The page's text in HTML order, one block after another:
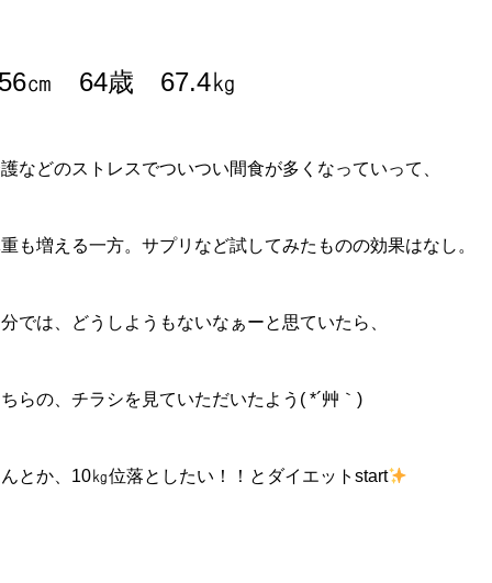
㎝ 64歳 67.4㎏
などのストレスでついつい間食が多くなっていって、
も増える一方。サプリなど試してみたものの効果はなし。
では、どうしようもないなぁーと思ていたら、
らの、チラシを見ていただいたよう( *´艸｀)
とか、10㎏位落としたい！！とダイエットstart